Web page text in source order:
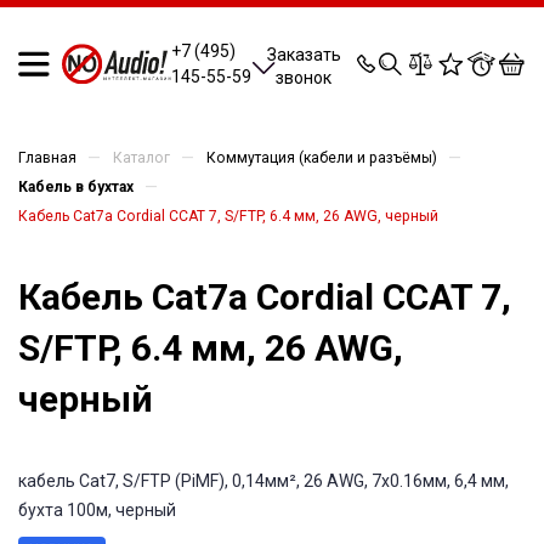
+7 (495)
145-55-59
Заказать
звонок
0 0 0 0
Главная — Каталог — Коммутация (кабели и разъёмы) —
Кабель в бухтах —
Кабель Cat7a Cordial CCAT 7, S/FTP, 6.4 мм, 26 AWG, черный
Кабель Cat7a Cordial CCAT 7,
S/FTP, 6.4 мм, 26 AWG,
черный
кабель Cat7, S/FTP (PiMF), 0,14мм², 26 AWG, 7x0.16мм, 6,4 мм,
бухта 100м, черный